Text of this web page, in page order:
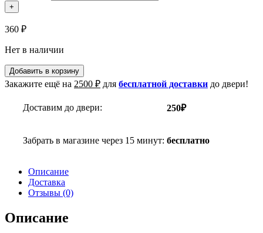
+
360 ₽
Нет в наличии
Добавить в корзину
Закажите ещё на 2500 ₽ для бесплатной доставки до двери!
Доставим до двери: 250₽
Забрать в магазине через 15 минут: бесплатно
Описание
Доставка
Отзывы (0)
Описание